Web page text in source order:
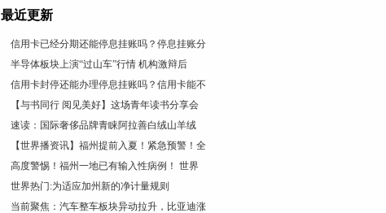
最近更新
信用卡已经分期还能停息挂账吗？停息挂账分
半导体板块上演“过山车”行情 机构激辩后
信用卡封停还能办理停息挂账吗？信用卡能不
【与书同行 阅见美好】这场青年读书分享会
速读：国际奢侈品牌青睐阿拉善白绒山羊绒
【世界播资讯】福州提前入夏！紧急预警！全
高度警惕！福州一地已有输入性病例！ 世界
世界热门:为适应加州新的净计量规则
当前聚焦：汽车整车板块异动拉升，比亚迪涨